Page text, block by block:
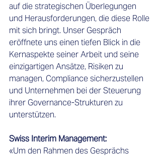
auf die strategischen Überlegungen
und Herausforderungen, die diese Rolle
mit sich bringt. Unser Gespräch
eröffnete uns einen tiefen Blick in die
Kernaspekte seiner Arbeit und seine
einzigartigen Ansätze, Risiken zu
managen, Compliance sicherzustellen
und Unternehmen bei der Steuerung
ihrer Governance-Strukturen zu
unterstützen.
Swiss Interim Management:
«Um den Rahmen des Gesprächs